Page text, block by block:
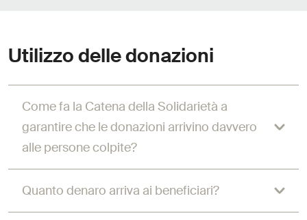
Utilizzo delle donazioni
Come fa la Catena della Solidarietà a
garantire che le donazioni arrivino davvero
alle persone colpite?
Quanto denaro arriva ai beneficiari?